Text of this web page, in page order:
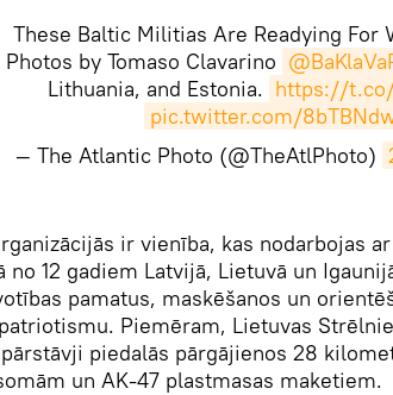
These Baltic Militias Are Readying For
Photos by Tomaso Clavarino
Lithuania, and Estonia. https://t.co/
pic.twitter.com/
— The Atlantic Photo (@TheAtlPhoto)
ir vienība, kas nodarbojas
no 12 gadiem Latvijā, Lietuvā un
pamatus, maskēšanos un
Piemēram, Lietuvas
piedalās pārgājienos 28
un AK-47 plastmasas maketiem.